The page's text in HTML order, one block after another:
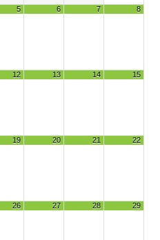
5 6 7 8
12 13 14 15
19 20 21 22
26 27 28 29